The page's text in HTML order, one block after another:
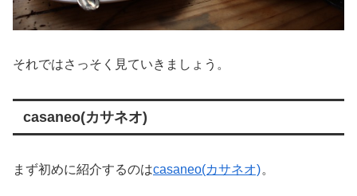
それではさっそく見ていきましょう。
casaneo(カサネオ)
まず初めに紹介するのはcasaneo(カサネオ)。